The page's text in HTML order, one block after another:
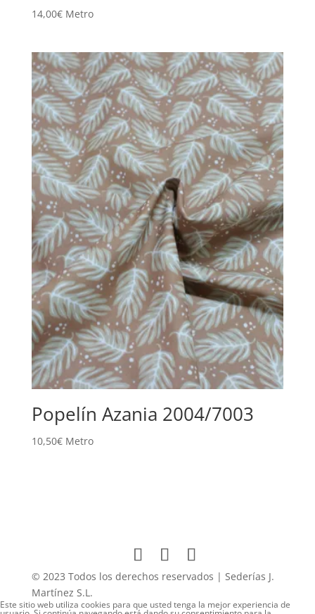
14,00€ Metro
Popelín Azania 2004/7003
10,50€ Metro
© 2023 Todos los derechos reservados | Sederías J.
Martínez S.L.
Este sitio web utiliza cookies para que usted tenga la mejor experiencia de